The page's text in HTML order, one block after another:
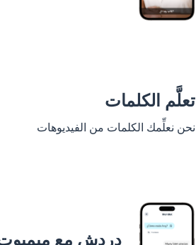
تعلَّم الكلمات
نحن نعلِّمك الكلمات من الفيديوهات
دردش مع